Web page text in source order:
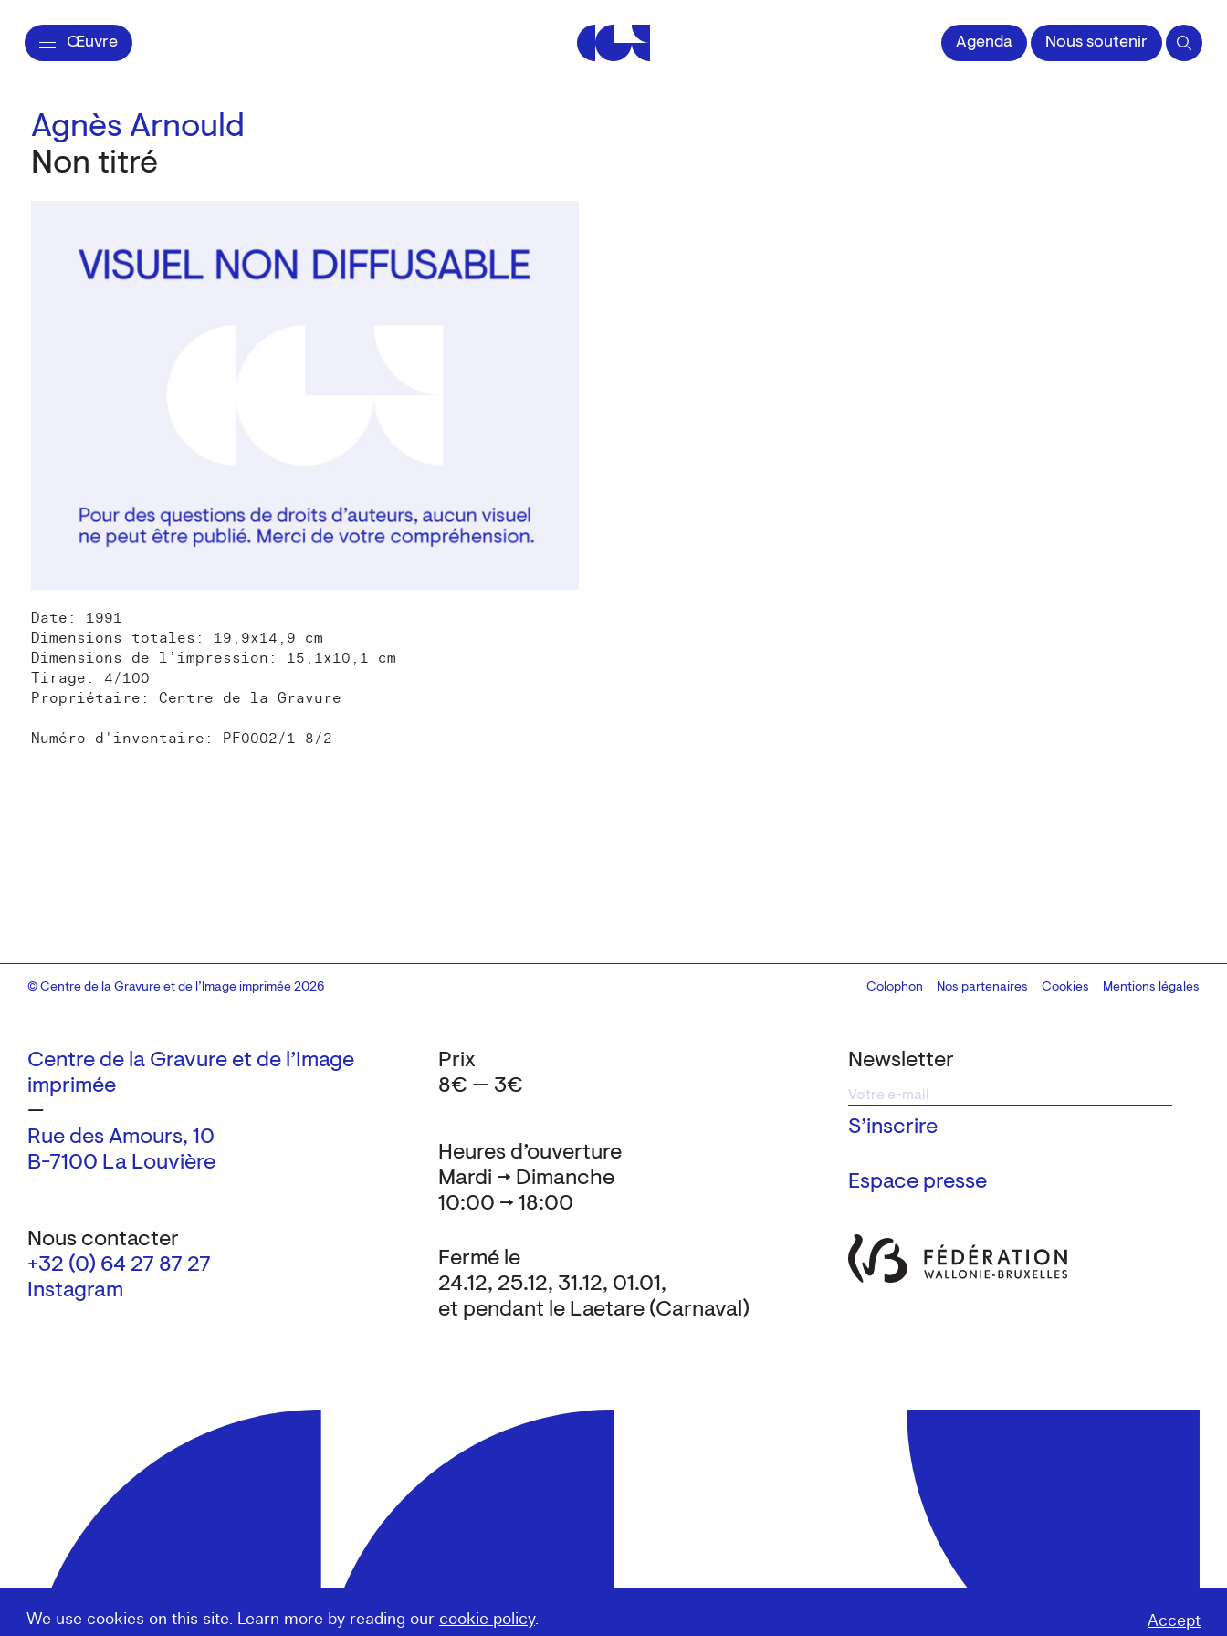
Œuvre Centre de la Gravure et de l'Image impriméeAgenda Nous soutenir
We use cookies on this site. Learn more by reading our cookie policy. Accept
Agnès Arnould
Non titré
Date: 1991
Dimensions totales: 19,9x14,9 cm
Dimensions de l’impression: 15,1x10,1 cm
Tirage: 4/100
Propriétaire: Centre de la Gravure
Numéro d'inventaire: PF0002/1-8/2
Centre de la Gravure et de l’Image
imprimée
—
Rue des Amours, 10
B-7100 La Louvière
Nous contacter
+32 (0) 64 27 87 27
Instagram
Newsletter
Espace presse
Heures d’ouverture
Mardi → Dimanche
10:00 → 18:00
Fermé le
24.12, 25.12, 31.12, 01.01,
et pendant le Laetare (Carnaval)
Prix
8€ — 3€
© Centre de la Gravure et de l’Image imprimée 2026 Colophon
Design:Marcel Kaczmarek, code:8080.studio
Nos partenaires Cookies Mentions légales